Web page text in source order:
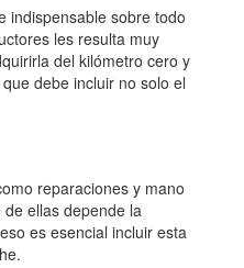
indispensable sobre todo
les resulta muy
del kilómetro cero y
debe incluir no solo el
reparaciones y mano
ellas depende la
es esencial incluir esta